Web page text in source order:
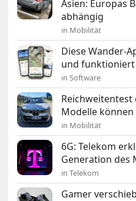
Asien: Europas
abhängig
in Mobilität
Diese Wander-
und
in Software
Reichweitentest
Modelle
in Mobilität
6G: Telekom
Generation des
in Telekom
Gamer